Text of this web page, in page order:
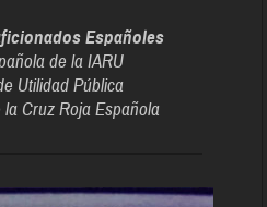
Españoles
de la IARU
Utilidad Pública
Cruz Roja Española